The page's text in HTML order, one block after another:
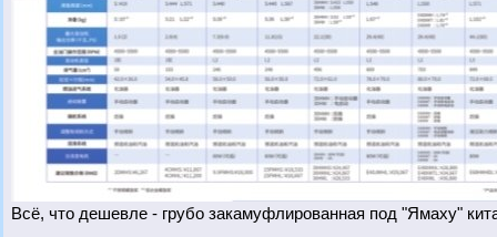
Всё, что дешевле - грубо закамуфлированная под "Ямаху"